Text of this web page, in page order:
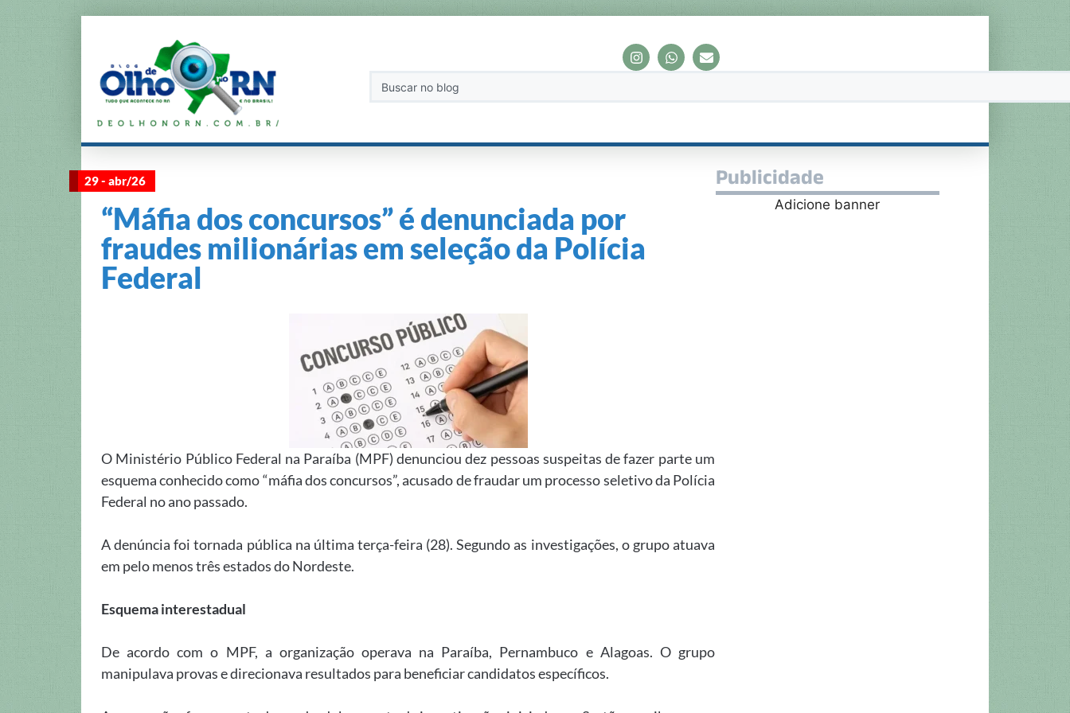
29 - abr/26
“Máfia dos concursos” é denunciada por
fraudes milionárias em seleção da Polícia
Federal
O Ministério Público Federal na Paraíba (MPF) denunciou dez pessoas suspeitas de fazer parte um
esquema conhecido como “máfia dos concursos”, acusado de fraudar um processo seletivo da Polícia
Federal no ano passado.
A denúncia foi tornada pública na última terça-feira (28). Segundo as investigações, o grupo atuava
em pelo menos três estados do Nordeste.
Esquema interestadual
De acordo com o MPF, a organização operava na Paraíba, Pernambuco e Alagoas. O grupo
manipulava provas e direcionava resultados para beneficiar candidatos específicos.
Publicidade
Adicione banner